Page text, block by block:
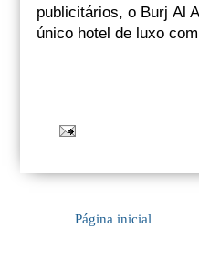
publicitários, o Burj Al
único hotel de luxo
Página inicial